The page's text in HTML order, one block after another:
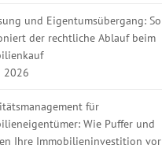
und Eigentumsübergang: So
der rechtliche Ablauf beim
2026
für
Wie Puffer und
Ihre Immobilieninvestition vor